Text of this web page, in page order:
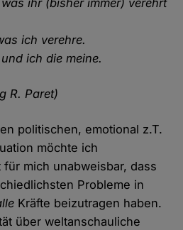
ihr (bisher immer) verehrt
ich verehre.
ich die meine.
R. Paret)
politischen, emotional z.T.
möchte ich
mich unabweisbar, dass
Probleme in
Kräfte beizutragen haben.
über weltanschauliche